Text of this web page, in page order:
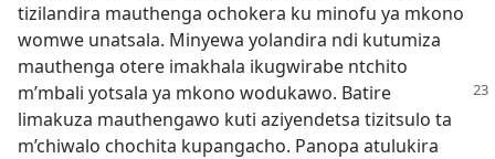
tizilandira mauthenga ochokera ku minofu ya mkono
womwe unatsala. Minyewa yolandira ndi kutumiza
mauthenga otere imakhala ikugwirabe ntchito
m’mbali yotsala ya mkono wodukawo. Batire
limakuza mauthengawo kuti aziyendetsa tizitsulo ta
m’chiwalo chochita kupangacho. Panopa atulukira